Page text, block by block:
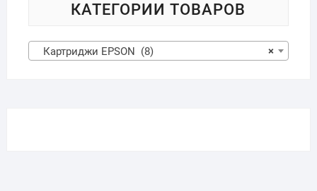
КАТЕГОРИИ ТОВАРОВ
×
Картриджи EPSON (8)